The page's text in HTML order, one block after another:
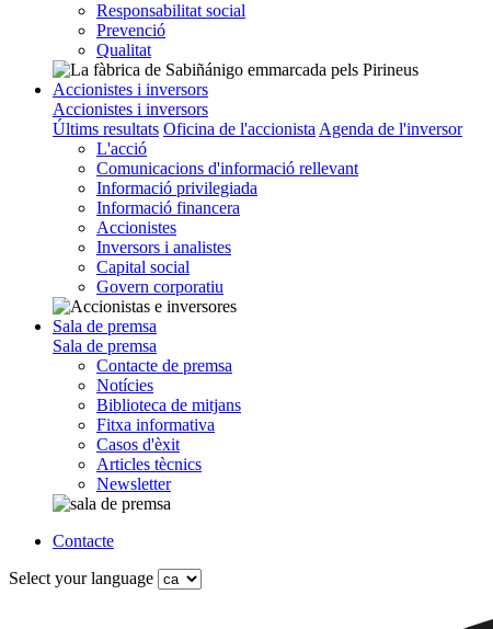
Responsabilitat social
Prevenció
Qualitat
Accionistes i inversors
Accionistes i inversors
Últims resultats Oficina de l'accionista Agenda de l'inversor
L'acció
Comunicacions d'informació rellevant
Informació privilegiada
Informació financera
Accionistes
Inversors i analistes
Capital social
Govern corporatiu
Sala de premsa
Sala de premsa
Contacte de premsa
Notícies
Biblioteca de mitjans
Fitxa informativa
Casos d'èxit
Articles tècnics
Newsletter
Contacte
Select your language